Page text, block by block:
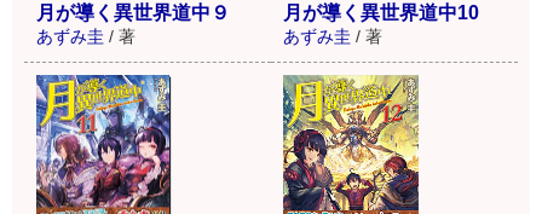
月が導く異世界道中９
あずみ圭 / 著
月が導く異世界道中10
あずみ圭 / 著